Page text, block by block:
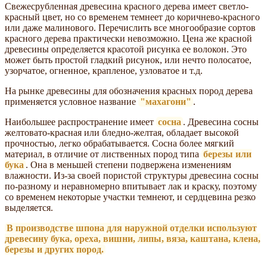
Свежесрубленная древесина красного дерева имеет светло-
красный цвет, но со временем темнеет до коричнево-красного
или даже малинового. Перечислить все многообразие сортов
красного дерева практически невозможно. Цена же красной
древесины определяется красотой рисунка ее волокон. Это
может быть простой гладкий рисунок, или нечто полосатое,
узорчатое, огненное, крапленое, узловатое и т.д.
На рынке древесины для обозначения красных пород дерева
применяется условное название "махагони" .
Наибольшее распространение имеет сосна . Древесина сосны
желтовато-красная или бледно-желтая, обладает высокой
прочностью, легко обрабатывается. Сосна более мягкий
материал, в отличие от лиственных пород типа березы или
бука . Она в меньшей степени подвержена изменениям
влажности. Из-за своей пористой структуры древесина сосны
по-разному и неравномерно впитывает лак и краску, поэтому
со временем некоторые участки темнеют, и сердцевина резко
выделяется.
В производстве шпона для наружной отделки используют
древесину бука, ореха, вишни, липы, вяза, каштана, клена,
березы и других пород.